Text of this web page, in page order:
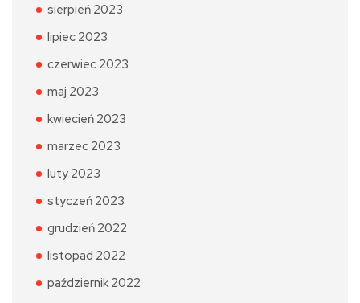
sierpień 2023
lipiec 2023
czerwiec 2023
maj 2023
kwiecień 2023
marzec 2023
luty 2023
styczeń 2023
grudzień 2022
listopad 2022
październik 2022